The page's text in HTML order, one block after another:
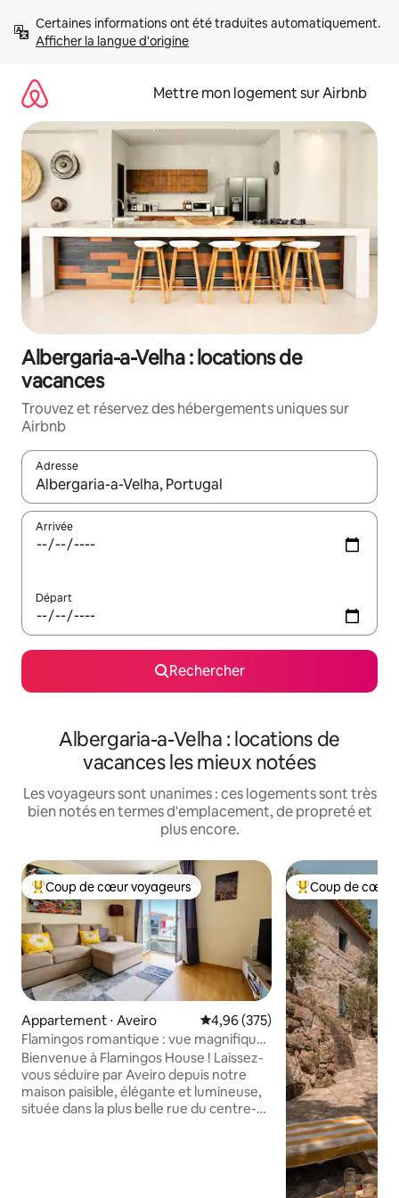
directement
Afficher la langue d'origine
Mettre mon logement sur Airbnb
Albergaria-a-Velha : locations de
vacances
Trouvez et réservez des hébergements uniques sur
Airbnb
Adresse
Lorsque les résultats s'affichent, utilisez les flèches vers le
Arrivée
Départ
Rechercher
Albergaria-a-Velha : locations de
vacances les mieux notées
Les voyageurs sont unanimes : ces logements sont très
bien notés en termes d'emplacement, de propreté et
plus encore.
Coups de cœur voyageurs les plus appréciés
Coup de cœur voyageurs
Appartement ⋅ Aveiro Évaluation moyenne sur la
4,96 (375)
Flamingos romantique : vue magnifique
sur le canal
Bienvenue à Flamingos House ! Laissez-
vous séduire par Aveiro depuis notre
maison paisible, élégante et lumineuse,
située dans la plus belle rue du centre-
Coups de cœur
Coup de cœur